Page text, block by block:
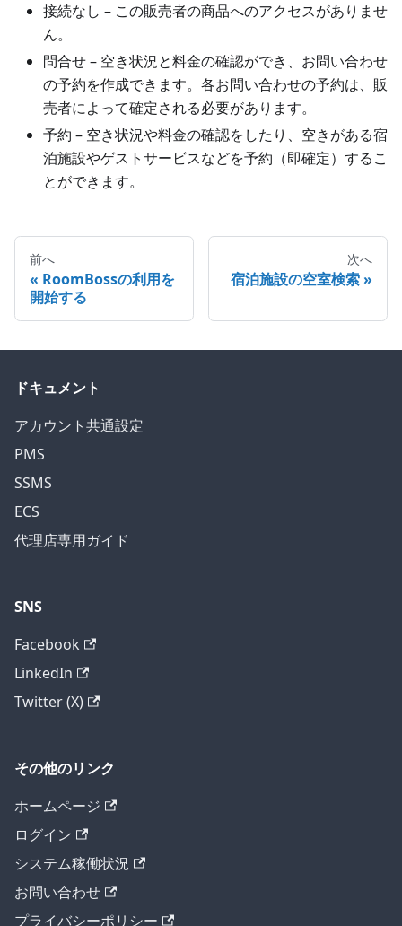
接続なし – この販売者の商品へのアクセスがありませ
ん。
問合せ – 空き状況と料金の確認ができ、お問い合わせ
の予約を作成できます。各お問い合わせの予約は、販
売者によって確定される必要があります。
予約 – 空き状況や料金の確認をしたり、空きがある宿
泊施設やゲストサービスなどを予約（即確定）するこ
とができます。
前へ
RoomBossの利用を
開始する
次へ
宿泊施設の空室検索
ドキュメント
アカウント共通設定
PMS
SSMS
ECS
代理店専用ガイド
SNS
Facebook
LinkedIn
Twitter (X)
その他のリンク
ホームページ
ログイン
システム稼働状況
お問い合わせ
プライバシーポリシー